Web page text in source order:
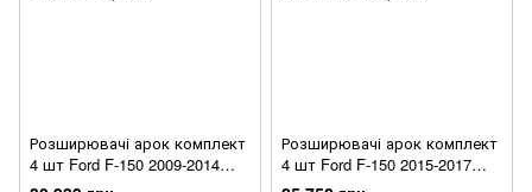
Розширювачі арок комплект
4 шт Ford F-150 2009-2014
OE-style чорний Bushwacker
Розширювачі арок комплект
4 шт Ford F-150 2015-2017
Forge-style чорний